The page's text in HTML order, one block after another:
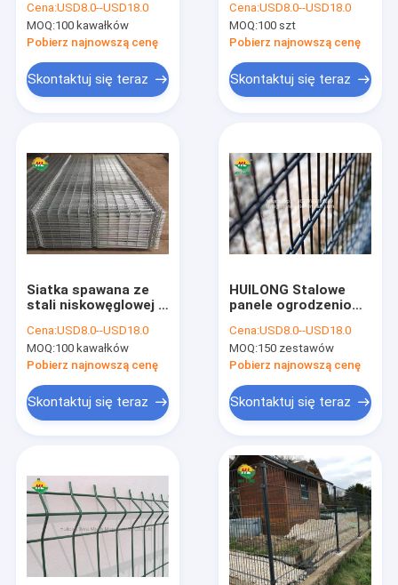
Produkty
Pokaz VR
O nas
Poprosić o wycenę
Drut kolczasty Concertina
Ogrodzenie z drutu Concertina Razor
Ocynkowany drut kolczasty
proszkowo do
ogrodu na zewnątrz
Cena:USD8.0--USD18.0
MOQ:100 kawałków
Pobierz najnowszą cenę
Skontaktuj się teraz
do szklarni
Cena:USD8.0--USD18.0
MOQ:100 szt
Pobierz najnowszą cenę
Skontaktuj się teraz
Siatka spawana ze
stali niskowęglowej z
instalacja
Cena:USD8.0--USD18.0
MOQ:100 kawałków
Pobierz najnowszą cenę
Skontaktuj się teraz
HUILONG Stalowe
panele ogrodzeniowe
868 ogrodzenie z
podwójnej siatki
drucianej
Cena:USD8.0--USD18.0
MOQ:150 zestawów
Pobierz najnowszą cenę
Skontaktuj się teraz